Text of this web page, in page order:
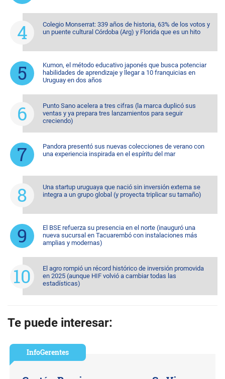
Colegio Monserrat: 339 años de historia, 63% de los votos y
un puente cultural Córdoba (Arg) y Florida que es un hito
Kumon, el método educativo japonés que busca potenciar
habilidades de aprendizaje y llegar a 10 franquicias en
Uruguay en dos años
Punto Sano acelera a tres cifras (la marca duplicó sus
ventas y ya prepara tres lanzamientos para seguir
creciendo)
Pandora presentó sus nuevas colecciones de verano con
una experiencia inspirada en el espíritu del mar
Una startup uruguaya que nació sin inversión externa se
integra a un grupo global (y proyecta triplicar su tamaño)
El BSE refuerza su presencia en el norte (inauguró una
nueva sucursal en Tacuarembó con instalaciones más
amplias y modernas)
El agro rompió un récord histórico de inversión promovida
en 2025 (aunque HIF volvió a cambiar todas las
estadísticas)
Te puede interesar:
InfoGerentes